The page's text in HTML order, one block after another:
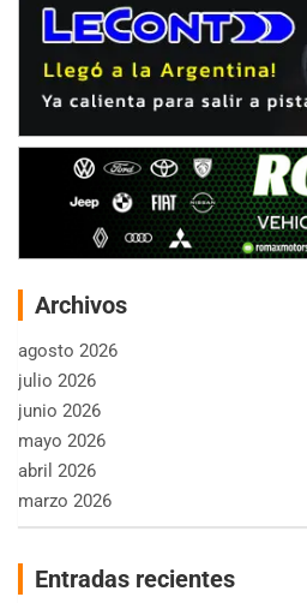
Archivos
agosto 2026
julio 2026
junio 2026
mayo 2026
abril 2026
marzo 2026
Entradas recientes